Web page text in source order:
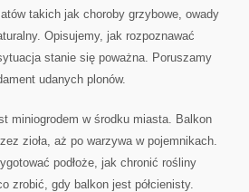
takich jak choroby grzybowe, owady
Opisujemy, jak rozpoznawać
stanie się poważna. Poruszamy
udanych plonów.
miniogrodem w środku miasta. Balkon
zioła, aż po warzywa w pojemnikach.
podłoże, jak chronić rośliny
zrobić, gdy balkon jest półcienisty.